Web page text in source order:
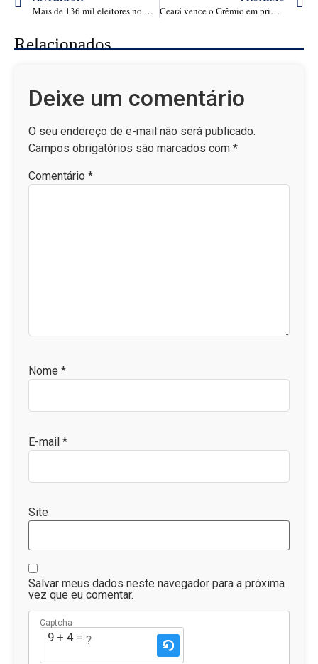
Mais de 136 mil eleitores no Ceará podem ter título cancelado até maio Ceará vence o Grêmio em primeira vitória na Série A
Relacionados
Deixe um comentário
O seu endereço de e-mail não será publicado.
Campos obrigatórios são marcados com *
Comentário *
Nome *
E-mail *
Site
Salvar meus dados neste navegador para a próxima
vez que eu comentar.
Captcha
9 + 4 = ?